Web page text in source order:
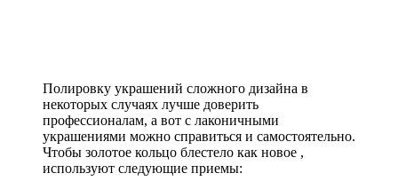
Полировку украшений сложного дизайна в
некоторых случаях лучше доверить
профессионалам, а вот с лаконичными
украшениями можно справиться и самостоятельно.
Чтобы золотое кольцо блестело как новое ,
используют следующие приемы: